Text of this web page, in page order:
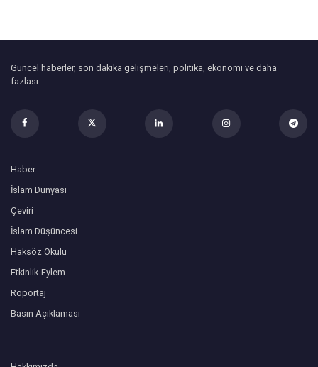
Güncel haberler, son dakika gelişmeleri, politika, ekonomi ve daha
fazlası.
Haber
İslam Dünyası
Çeviri
İslam Düşüncesi
Haksöz Okulu
Etkinlik-Eylem
Röportaj
Basın Açıklaması